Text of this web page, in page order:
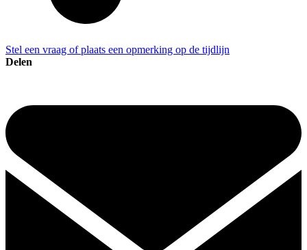
Stel een vraag of plaats een opmerking op de tijdlijn
Delen